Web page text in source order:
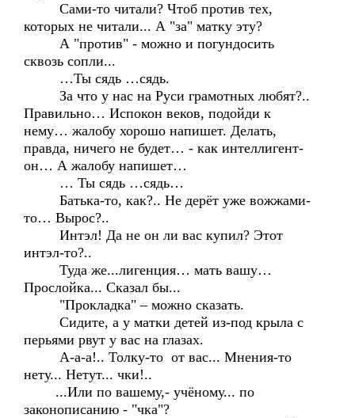
Сами-то читали? Чтоб против тех,
которых не читали... А "за" матку эту?
А "против" - можно и погундосить
сквозь сопли...
…Ты сядь …сядь.
За что у нас на Руси грамотных любят?..
Правильно… Испокон веков, подойди к
нему… жалобу хорошо напишет. Делать,
правда, ничего не будет… - как интеллигент-
он… А жалобу напишет…
… Ты сядь …сядь…
Батька-то, как?.. Не дерёт уже вожжами-
то… Вырос?..
Интэл! Да не он ли вас купил? Этот
интэл-то?..
Туда же...лигенция… мать вашу…
Прослойка... Сказал бы...
"Прокладка" – можно сказать.
Сидите, а у матки детей из-под крыла с
перьями рвут у вас на глазах.
А-а-а!.. Толку-то от вас... Мнения-то
нету... Нетут... чки!..
...Или по вашему,- учёному... по
законописанию - "чка"?